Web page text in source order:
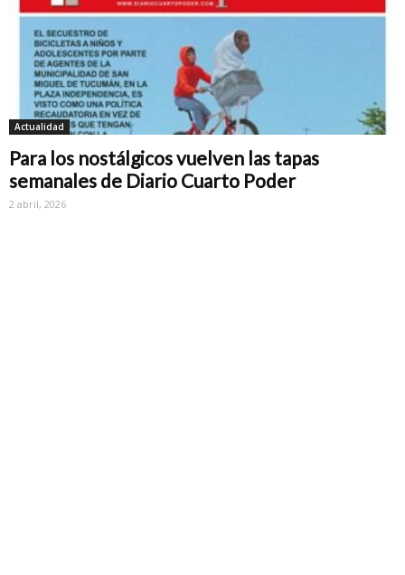
Actualidad
Para los nostálgicos vuelven las tapas
semanales de Diario Cuarto Poder
2 abril, 2026